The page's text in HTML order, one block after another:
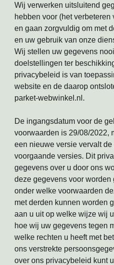
Wij verwerken uitsluitend
hebben voor (het
en gaan zorgvuldig om met
en uw gebruik van onze
Wij stellen uw gegevens
doelstellingen ter
privacybeleid is van
website en de daarop
parket-webwinkel.nl.
De ingangsdatum voor de
voorwaarden is 29/08/2022,
een nieuwe versie vervalt
voorgaande versies. Dit
gegevens over u door ons
deze gegevens voor worden
onder welke voorwaarden
met derden kunnen worden
aan u uit op welke wijze wij
hoe wij uw gegevens tegen
welke rechten u heeft met
ons verstrekte
over ons privacybeleid kunt